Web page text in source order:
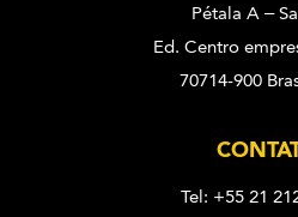
Pétala A –
Ed. Centro
70714-900
Tel: +55 21